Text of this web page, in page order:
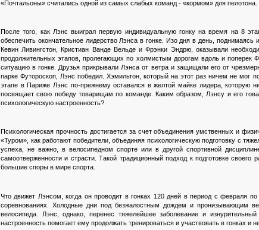
«Почтальоны» считались одной из самых слабых команд - «кормом» для пелотона.
После того, как Лэнс выиграл первую индивидуальную гонку на время на 8
обеспечить окончательное лидерство Лэнса в гонке. Изо дня в день,
Кевин Ливингстон, Кристиан Ванде Вельде и Фрэнки Эндрю, оказывали
продолжительных этапов, пролегающих по холмистым дорогам вдоль и поперек
ситуацию в гонке. Друзья прикрывали Лэнса от ветра и защищали его от
парке Футороскоп, Лэнс победил. Хэмильтон, который на этот раз ничем не мог
этапе в Париже Лэнс по-прежнему оставался в желтой майке лидера,
посвящает свою победу товарищам по команде. Каким образом, Лэнсу и его
психологическую настроенность?
Психологическая прочность достигается за счет объединения умственных и
«Туром», как работают победители, объединяя психологическую подготовку с
успеха, не важно, в велосипедном спорте или в другой спортивной
самоотверженности и страсти. Такой традиционный подход к подготовке
большие споры в мире спорта.
Что движет Лэнсом, когда он проводит в гонках 120 дней в период с февраля
соревнованиях. Холодные дни под безжалостным дождем и пронизывающим
велосипеда. Лэнс, однако, перенес тяжелейшее заболевание и
настроенность помогает ему продолжать тренироваться и участвовать в гонках и